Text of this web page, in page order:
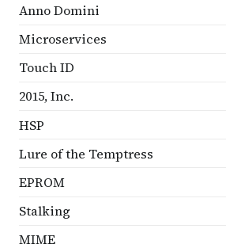
Anno Domini
Microservices
Touch ID
2015, Inc.
HSP
Lure of the Temptress
EPROM
Stalking
MIME